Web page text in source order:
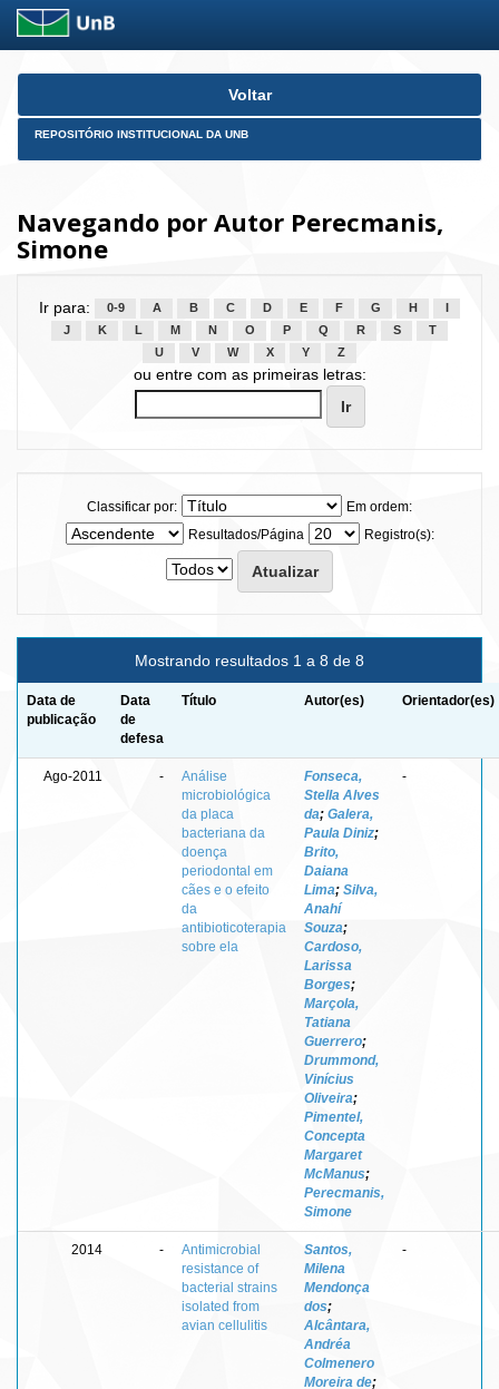
Skip
Voltar
REPOSITÓRIO INSTITUCIONAL DA UNB
Navegando por Autor Perecmanis,
Simone
Ir para: 0-9 A B C D E F G H
J
K L M N O P Q R S
T
U
V W X Y Z
ou entre com as primeiras letras:
Classificar por:
Em ordem:
Resultados/Página
Registro(s):
Mostrando resultados 1 a 8 de 8
Data de
publicação
Data
de
defesa
Título Autor(es) Orientador(es)
Ago-2011 -
Análise
microbiológica
da placa
bacteriana da
doença
periodontal em
cães e o efeito
da
antibioticoterapia
sobre ela
Fonseca,
Stella Alves
da; Galera,
Paula Diniz;
Brito,
Daiana
Lima; Silva,
Anahí
Souza;
Cardoso,
Larissa
Borges;
Marçola,
Tatiana
Guerrero;
Drummond,
Vinícius
Oliveira;
Pimentel,
Concepta
Margaret
McManus;
Perecmanis,
Simone
-
2014 -
Antimicrobial
resistance of
bacterial strains
isolated from
avian cellulitis
Santos,
Milena
Mendonça
dos;
Alcântara,
Andréa
Colmenero
Moreira de;
-